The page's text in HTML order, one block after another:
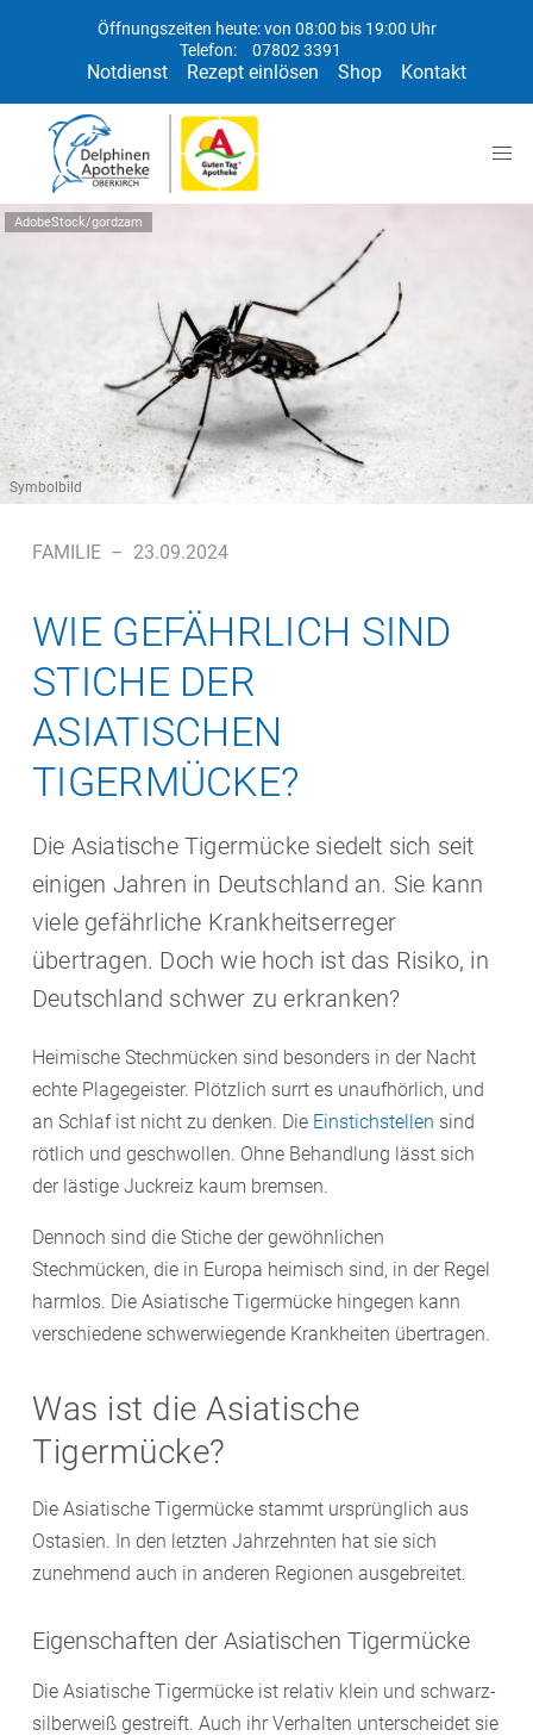
Öffnungszeiten heute: von 08:00 bis 19:00 Uhr
Telefon:
07802 3391
Notdienst Rezept einlösen Shop Kontakt
AdobeStock/gordzam
Symbolbild
FAMILIE – 23.09.2024
WIE GEFÄHRLICH SIND
STICHE DER
ASIATISCHEN
TIGERMÜCKE?
Die Asiatische Tigermücke siedelt sich seit
einigen Jahren in Deutschland an. Sie kann
viele gefährliche Krankheitserreger
übertragen. Doch wie hoch ist das Risiko, in
Deutschland schwer zu erkranken?
Heimische Stechmücken sind besonders in der Nacht
echte Plagegeister. Plötzlich surrt es unaufhörlich, und
an Schlaf ist nicht zu denken. Die Einstichstellen sind
rötlich und geschwollen. Ohne Behandlung lässt sich
der lästige Juckreiz kaum bremsen.
Dennoch sind die Stiche der gewöhnlichen
Stechmücken, die in Europa heimisch sind, in der Regel
harmlos. Die Asiatische Tigermücke hingegen kann
verschiedene schwerwiegende Krankheiten übertragen.
Was ist die Asiatische
Tigermücke?
Die Asiatische Tigermücke stammt ursprünglich aus
Ostasien. In den letzten Jahrzehnten hat sie sich
zunehmend auch in anderen Regionen ausgebreitet.
Eigenschaften der Asiatischen Tigermücke
Die Asiatische Tigermücke ist relativ klein und schwarz-
silberweiß gestreift. Auch ihr Verhalten unterscheidet sie